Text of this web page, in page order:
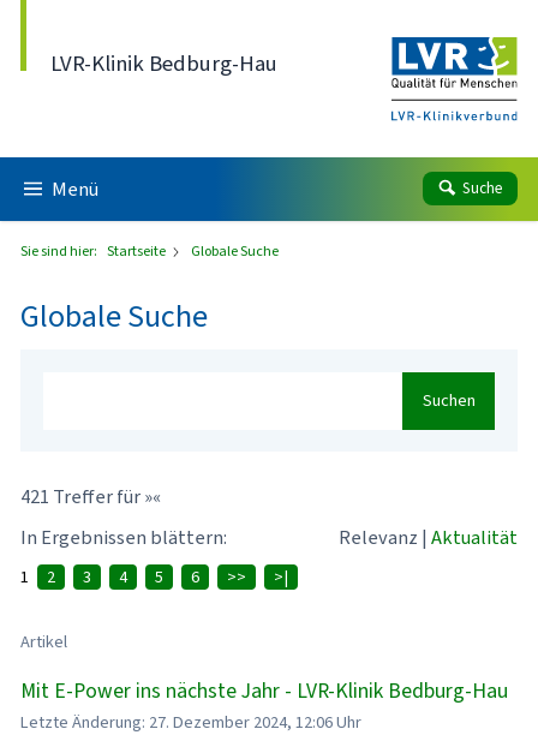
LVR-Klinik Bedburg-Hau
Menü Suche
Sie sind hier: Startseite Globale Suche
Globale Suche
Suchen
421 Treffer für »«
In Ergebnissen blättern:
Relevanz | Aktualität
1 2 3 4 5 6 >> >|
Artikel
Mit E-Power ins nächste Jahr - LVR-Klinik Bedburg-Hau
Letzte Änderung: 27. Dezember 2024, 12:06 Uhr